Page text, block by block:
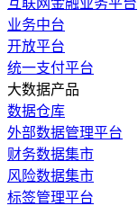
互联网金融业务平台
业务中台
开放平台
统一支付平台
大数据产品
数据仓库
外部数据管理平台
财务数据集市
风险数据集市
标签管理平台